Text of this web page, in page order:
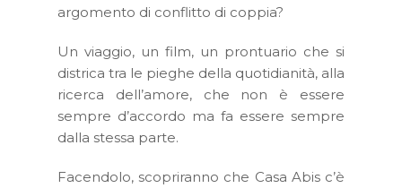
argomento di conflitto di coppia?
Un viaggio, un film, un prontuario che si
districa tra le pieghe della quotidianità, alla
ricerca dell’amore, che non è essere
sempre d’accordo ma fa essere sempre
dalla stessa parte.
Facendolo, scopriranno che Casa Abis c’è